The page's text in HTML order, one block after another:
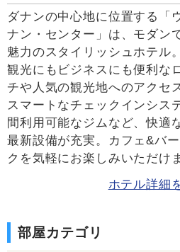
ダナンの中心地に位置する「
ナン・センター」は、モダン
魅力のスタイリッシュホテル。
観光にもビジネスにも便利な
チや人気の観光地へのアクセ
スマートなチェックインシス
間利用可能なジムなど、快適
最新設備が充実。カフェ&バ
クを気軽にお楽しみいただけ
ホテル詳細
部屋カテゴリ